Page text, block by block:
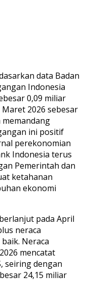
data Badan
Indonesia
0,09 miliar
2026 sebesar
memandang
ini positif
perekonomian
Indonesia terus
Pemerintah dan
ketahanan
ekonomi
pada April
neraca
Neraca
mencatat
seiring dengan
24,15 miliar